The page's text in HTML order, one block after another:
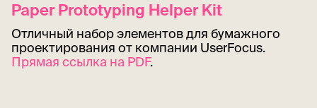
Paper Prototyping Helper Kit
Отличный набор элементов для бумажного
проектирования от компании UserFocus.
Прямая ссылка на PDF.